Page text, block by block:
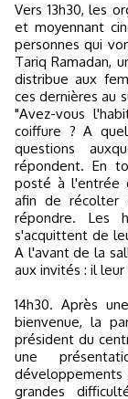
Vers 13h30, les organisateurs ouvrent les portes de la salle,
et moyennant
personnes qui
Tariq Ramadan,
distribue aux
ces dernières au
"Avez-vous
coiffure ? A
questions
répondent. En
posté à l'entrée
afin de récolter
répondre. Les
s'acquittent de
A l'avant de la
aux invités : il
14h30. Après
bienvenue, la
président du
une
développements
grandes